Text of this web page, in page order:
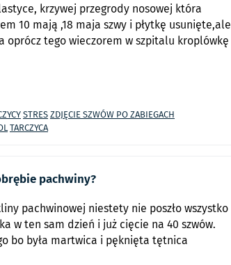
krzywej przegrody nosowej która
10 mają ,18 maja szwy i płytkę usunięte,ale
tego wieczorem w szpitalu kroplówkę
STRESZDJĘCIE SZWÓW PO ZABIEGACH
TARCZYCA
pachwiny?
pachwinowej niestety nie poszło wszystko
w ten sam dzień i już cięcie na 40 szwów.
bo była martwica i pęknięta tętnica